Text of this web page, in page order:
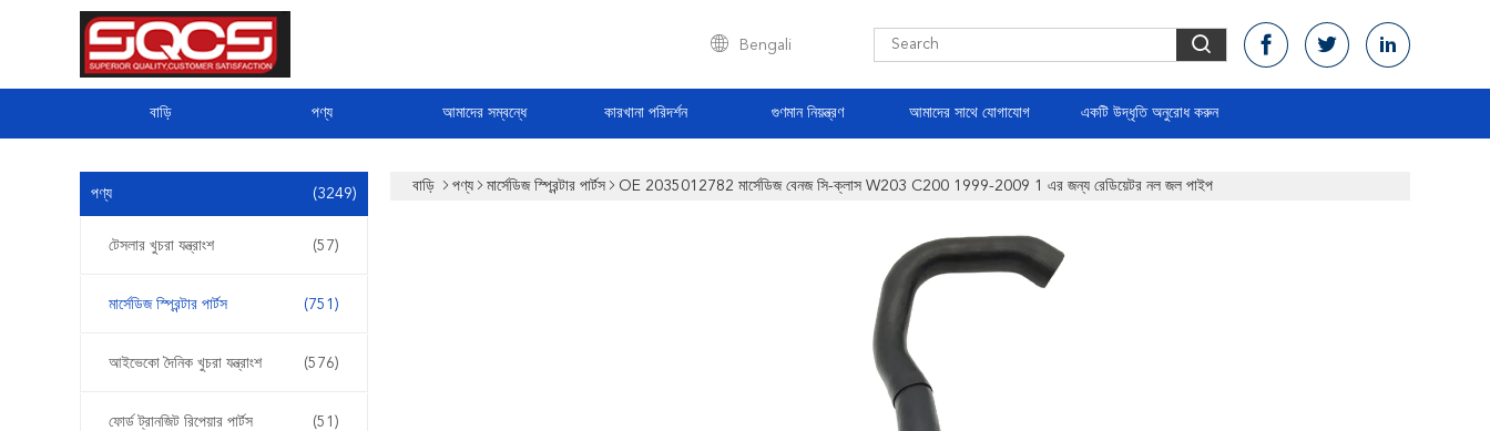
Bengali
বাড়ি পণ্য আমাদের সম্বন্ধে কারখানা পরিদর্শন গুণমান নিয়ন্ত্রণ আমাদের সাথে যোগাযোগ একটি উদ্ধৃতি অনুরোধ করুন
পণ্য (3249)
টেসলার খুচরা যন্ত্রাংশ (57)
মার্সেডিজ স্প্রিন্টার পার্টস (751)
আইভেকো দৈনিক খুচরা যন্ত্রাংশ (576)
ফোর্ড ট্রানজিট রিপেয়ার পার্টস (51)
বাড়ি পণ্য মার্সেডিজ স্প্রিন্টার পার্টস OE 2035012782 মার্সেডিজ বেনজ সি-ক্লাস W203 C200 1999-2009 1 এর জন্য রেডিয়েটর নল জল পাইপ